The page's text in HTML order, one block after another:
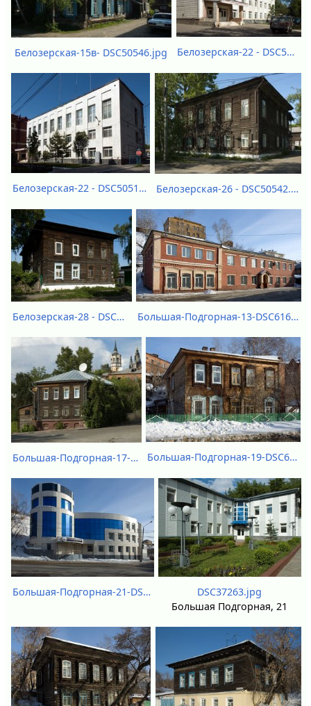
Белозерская-15в- DSC50546.jpg Белозерская-22 - DSC50513.jpg
Белозерская-22 - DSC50517.jpg Белозерская-26 - DSC50542.jpg
Белозерская-28 - DSC50543.jpg Большая-Подгорная-13-DSC61605.jpg
Большая-Подгорная-17-DSC37268.jpg Большая-Подгорная-19-DSC61608.jpg
Большая-Подгорная-21-DSC61610.jpg
DSC37263.jpg
Большая Подгорная, 21